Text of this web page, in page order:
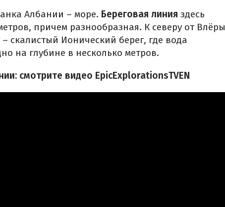
Албании – море. Береговая линия здесь
причем разнообразная. К северу от Влёры
скалистый Ионический берег, где вода
на глубине в несколько метров.
смотрите видео EpicExplorationsTVEN